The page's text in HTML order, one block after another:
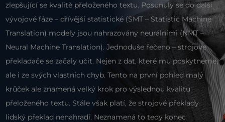
zlepšující se kvalitě přeloženého textu. Posunuly se do další
vývojové fáze – dřívější statistické (SMT – Statistic Machine
Translation) modely jsou nahrazovány neurálními (NMT –
Neural Machine Translation). Jednoduše řečeno – strojové
překladače se začaly učit. Nejen z dat, které mu poskytneme,
ale i ze svých vlastních chyb. Tento na první pohled malý
krůček ale znamená velký krok pro výslednou kvalitu
přeloženého textu. Stále však platí, že strojové překlady
lidský překlad nenahradí. Neznamená to tedy konec